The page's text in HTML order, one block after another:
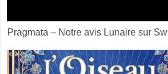
Pragmata – Notre avis Lunaire sur